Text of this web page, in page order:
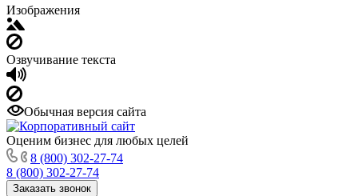
Изображения
Озвучивание текста
Обычная версия сайта
Оценим бизнес для любых целей
8 (800) 302-27-74
8 (800) 302-27-74
Заказать звонок